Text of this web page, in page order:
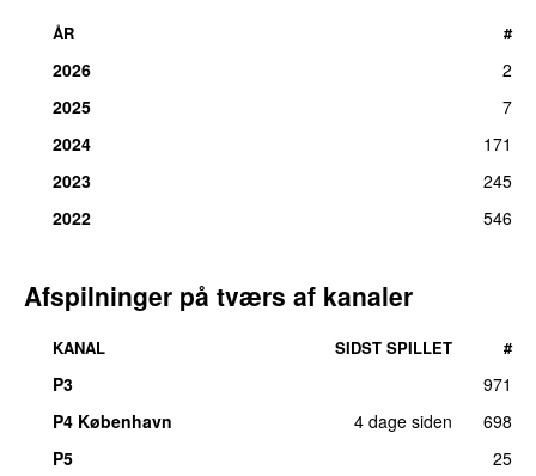
ÅR #
2026
2
2025
7
2024
171
2023
245
2022
546
Afspilninger på tværs af kanaler
KANAL SIDST SPILLET #
P3
971
P4 København
4 dage siden
698
P5
25